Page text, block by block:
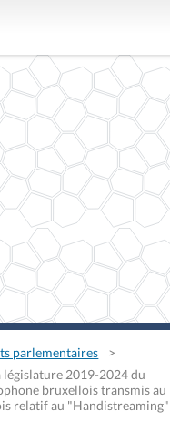
parlementaires
2019-2024 du
bruxellois transmis au
relatif au "Handistreaming"